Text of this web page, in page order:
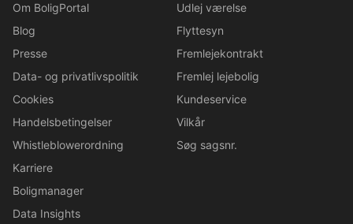
Om BoligPortal
Blog
Presse
Data- og privatlivspolitik
Cookies
Handelsbetingelser
Whistleblowerordning
Karriere
Boligmanager
Data Insights
Udlej værelse
Flyttesyn
Fremlejekontrakt
Fremlej lejebolig
Kundeservice
Vilkår
Søg sagsnr.